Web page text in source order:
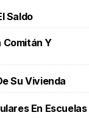
Saldo
Comitán Y
Su Vivienda
En Escuelas